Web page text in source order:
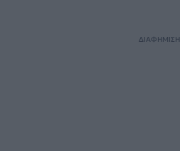
ΔΙΑΦΗΜΙΣΗ